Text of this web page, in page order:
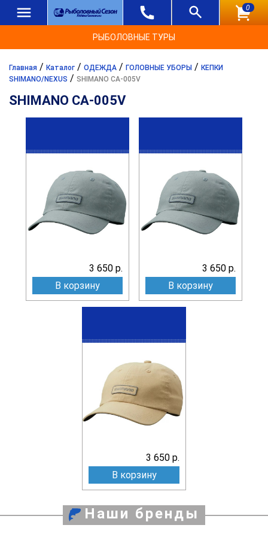
0
РЫБОЛОВНЫЕ ТУРЫ
Главная / Каталог / ОДЕЖДА / ГОЛОВНЫЕ УБОРЫ / КЕПКИ
SHIMANO/NEXUS / SHIMANO CA-005V
SHIMANO CA-005V
3 650 р.
В корзину
3 650 р.
В корзину
3 650 р.
В корзину
Наши бренды